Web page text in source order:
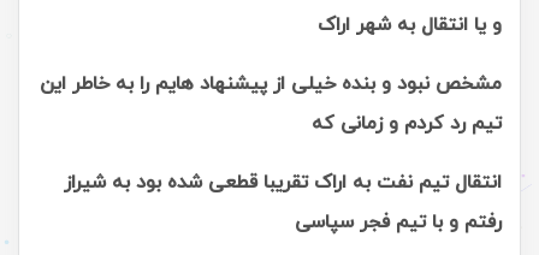
و یا انتقال به شهر اراک
مشخص نبود و بنده خیلی از پیشنهاد هایم را به خاطر این
تیم رد کردم و زمانی که
انتقال تیم نفت به اراک تقریبا قطعی شده بود به شیراز
رفتم و با تیم فجر سپاسی